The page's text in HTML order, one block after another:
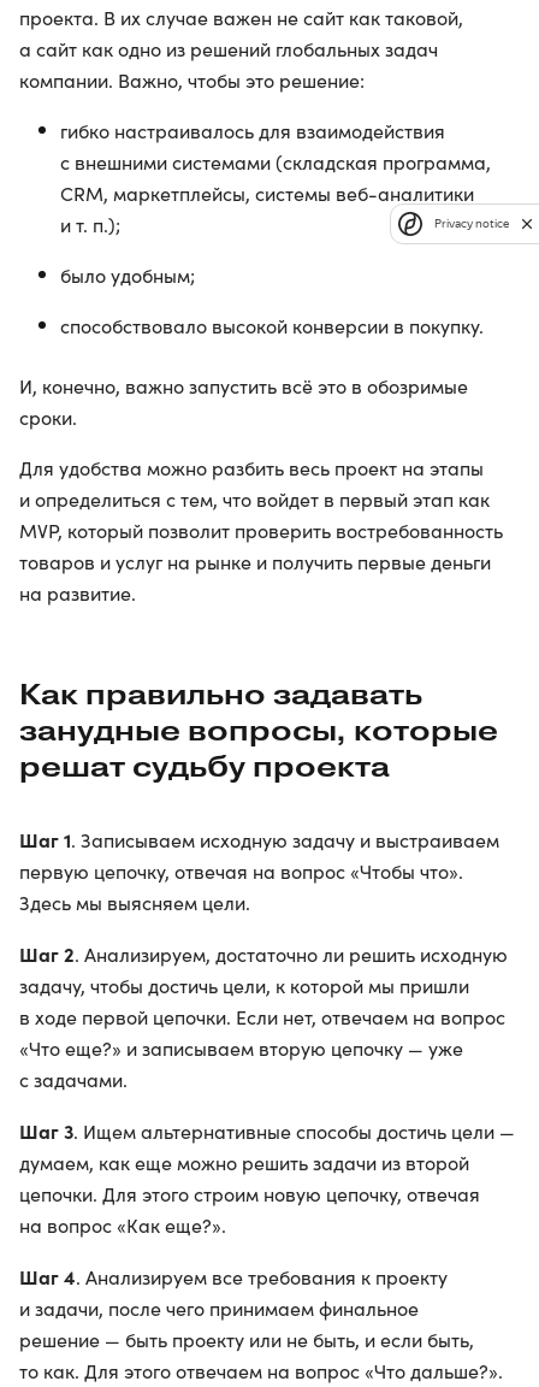
проекта. В их случае важен не сайт как таковой,
а сайт как одно из решений глобальных задач
компании. Важно, чтобы это решение:
гибко настраивалось для взаимодействия
с внешними системами (складская программа,
CRM, маркетплейсы, системы веб-аналитики
и т. п.);
было удобным;
способствовало высокой конверсии в покупку.
И, конечно, важно запустить всё это в обозримые
сроки.
Для удобства можно разбить весь проект на этапы
и определиться с тем, что войдет в первый этап как
MVP, который позволит проверить востребованность
товаров и услуг на рынке и получить первые деньги
на развитие.
Как правильно задавать
занудные вопросы, которые
решат судьбу проекта
Шаг 1. Записываем исходную задачу и выстраиваем
первую цепочку, отвечая на вопрос «Чтобы что».
Здесь мы выясняем цели.
Шаг 2. Анализируем, достаточно ли решить исходную
задачу, чтобы достичь цели, к которой мы пришли
в ходе первой цепочки. Если нет, отвечаем на вопрос
«Что еще?» и записываем вторую цепочку — уже
с задачами.
Шаг 3. Ищем альтернативные способы достичь цели —
думаем, как еще можно решить задачи из второй
цепочки. Для этого строим новую цепочку, отвечая
на вопрос «Как еще?».
Шаг 4. Анализируем все требования к проекту
и задачи, после чего принимаем финальное
решение — быть проекту или не быть, и если быть,
то как. Для этого отвечаем на вопрос «Что дальше?».
Privacy notice